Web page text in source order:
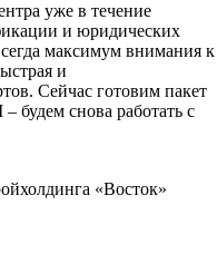
уже в течение
и юридических
максимум внимания к
и
Сейчас готовим пакет
снова работать с
«Восток»